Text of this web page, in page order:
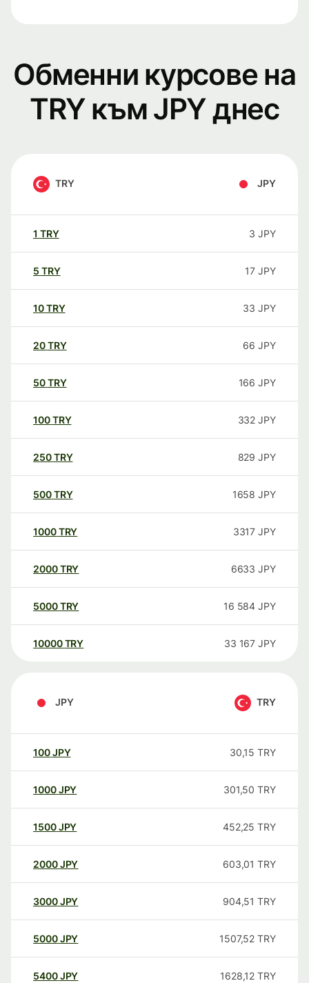
Обменни курсове на
TRY към JPY днес
TRY JPY
1 TRY 3 JPY
5 TRY 17 JPY
10TRY 33 JPY
20TRY 66 JPY
50TRY 166 JPY
100TRY 332 JPY
250TRY 829 JPY
500TRY 1658 JPY
1000TRY 3317 JPY
2000TRY 6633 JPY
5000TRY 16 584 JPY
10000 TRY 33 167 JPY
JPY TRY
100JPY 30,15 TRY
1000JPY 301,50 TRY
1500JPY 452,25 TRY
2000JPY 603,01 TRY
3000JPY 904,51 TRY
5000JPY 1507,52 TRY
5400JPY 1628,12 TRY